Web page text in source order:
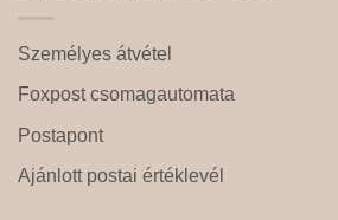
Személyes átvétel
Foxpost csomagautomata
Postapont
Ajánlott postai értéklevél